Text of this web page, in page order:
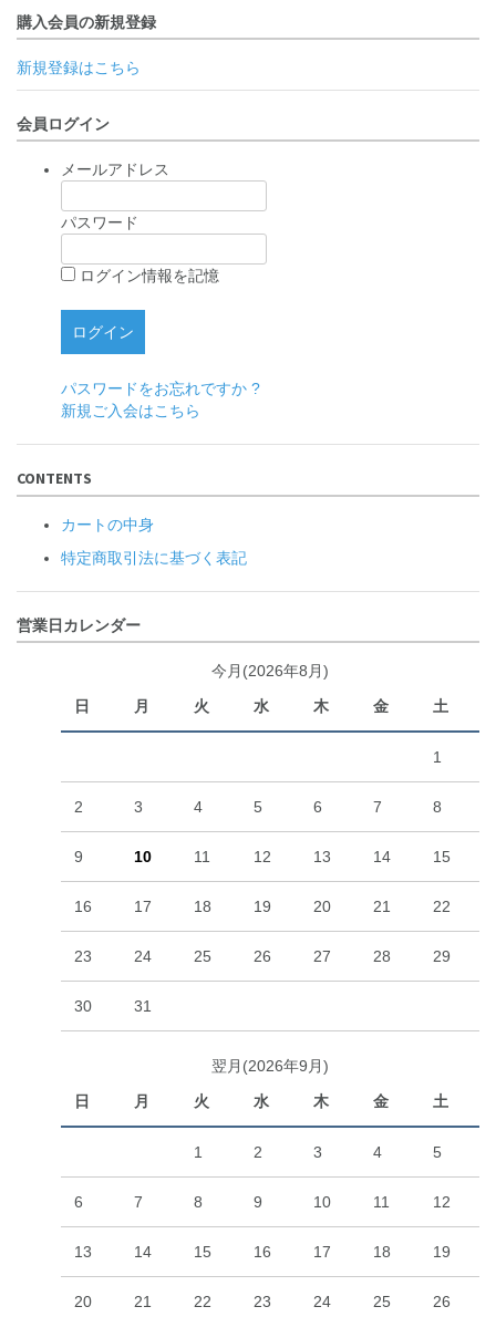
購入会員の新規登録
新規登録はこちら
会員ログイン
メールアドレス
パスワード
ログイン情報を記憶
パスワードをお忘れですか ?
新規ご入会はこちら
CONTENTS
カートの中身
特定商取引法に基づく表記
営業日カレンダー
今月(2026年8月)
日
月 火 水 木 金 土
1
2 3 4 5 6 7 8
9 10 11 12 13 14 15
16 17 18 19 20 21 22
23 24 25 26 27 28 29
30 31
翌月(2026年9月)
日
月 火 水 木 金 土
1 2 3 4 5
6 7 8 9 10 11 12
13 14 15 16 17 18 19
20 21 22 23 24 25 26